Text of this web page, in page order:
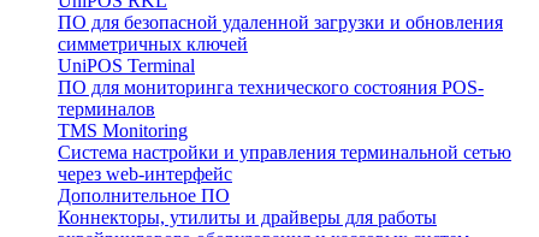
ПО для безопасной удаленной загрузки и обновления
симметричных ключей
UniPOS Terminal
ПО для мониторинга технического состояния POS-
терминалов
TMS Monitoring
Система настройки и управления терминальной сетью
через web-интерфейс
Дополнительное ПО
Коннекторы, утилиты и драйверы для работы